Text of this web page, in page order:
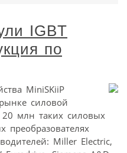
IGBT
по
MiniSKiiP
силовой
20 млн таких силовых
преобразователях
Miller Electric,